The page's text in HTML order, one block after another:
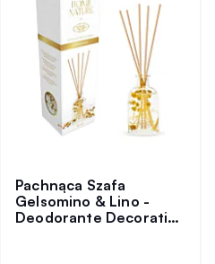
Pachnąca Szafa
Gelsomino & Lino -
Deodorante Decorativo